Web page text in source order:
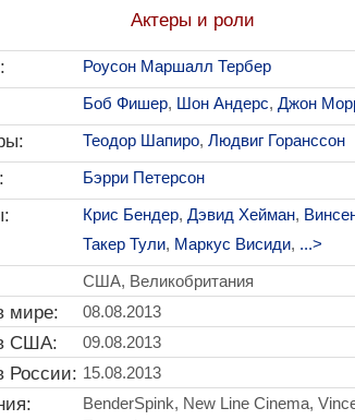
Актеры и роли
Роусон Маршалл Тербер
Боб Фишер, Шон Андерс, Джон
Теодор Шапиро, Людвиг Горанссон
Бэрри Петерсон
Крис Бендер, Дэвид Хейман,
Такер Тули, Маркус Висиди, ...>
США, Великобритания
мире: 08.08.2013
США: 09.08.2013
России: 15.08.2013
BenderSpink, New Line Cinema,